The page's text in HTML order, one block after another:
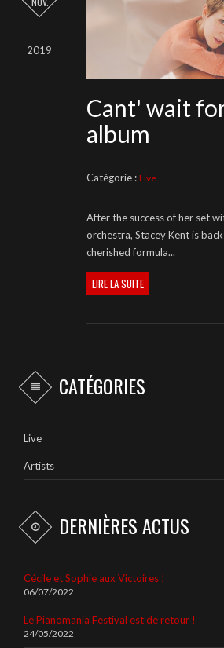
2019
Cant' wait
album
Catégorie : Live
After the success of her set
orchestra, Stacey Kent is
cherished formula...
LIRE LA SUITE
CATÉGORIES
Live
Artists
DERNIÈRES ACTUS
Cécile et Sophie aux Victoires !
06/07/2022
Le Pianomania Festival est de retour !
24/05/2022